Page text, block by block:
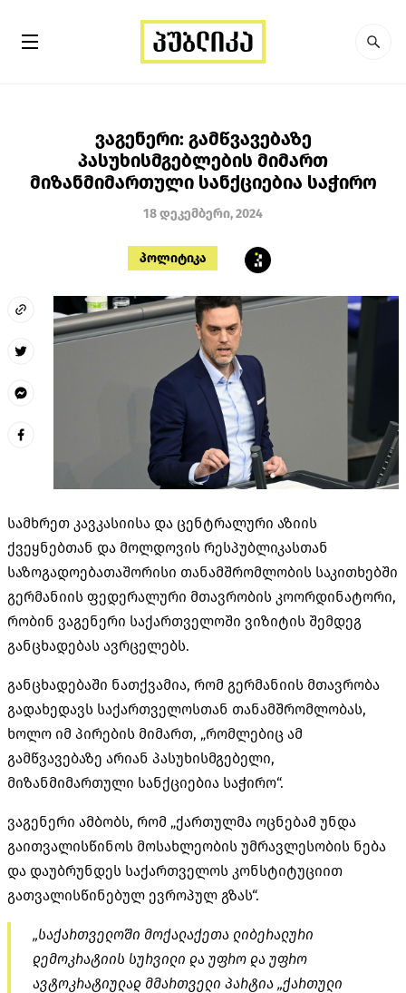
ვაგენერი: გამწვავებაზე
პასუხისმგებლების მიმართ
მიზანმიმართული სანქციებია საჭირო
18 დეკემბერი, 2024
პოლიტიკა
სამხრეთ კავკასიისა და ცენტრალური აზიის
ქვეყნებთან და მოლდოვის რესპუბლიკასთან
საზოგადოებათაშორისი თანამშრომლობის საკითხებში
გერმანიის ფედერალური მთავრობის კოორდინატორი,
რობინ ვაგენერი საქართველოში ვიზიტის შემდეგ
განცხადებას ავრცელებს.
განცხადებაში ნათქვამია, რომ გერმანიის მთავრობა
გადახედავს საქართველოსთან თანამშრომლობას,
ხოლო იმ პირების მიმართ, „რომლებიც ამ
გამწვავებაზე არიან პასუხისმგებელი,
მიზანმიმართული სანქციებია საჭირო“.
ვაგენერი ამბობს, რომ „ქართულმა ოცნებამ უნდა
გაითვალისწინოს მოსახლეობის უმრავლესობის ნება
და დაუბრუნდეს საქართველოს კონსტიტუციით
გათვალისწინებულ ევროპულ გზას“.
„საქართველოში მოქალაქეთა ლიბერალური
დემოკრატიის სურვილი და უფრო და უფრო
ავტოკრატიულად მმართველი პარტია „ქართული